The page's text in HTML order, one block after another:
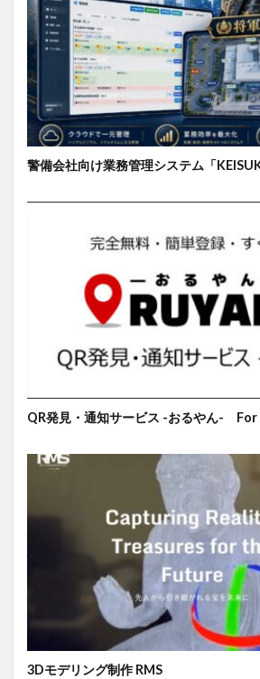
警備会社向け業務管理システム「
QR発見・通知サービス -おるやん-
3Dモデリング制作 RMS